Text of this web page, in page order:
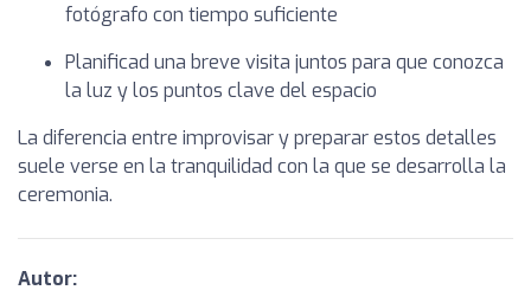
fotógrafo con tiempo suficiente
Planificad una breve visita juntos para que conozca
la luz y los puntos clave del espacio
La diferencia entre improvisar y preparar estos detalles
suele verse en la tranquilidad con la que se desarrolla la
ceremonia.
Autor: